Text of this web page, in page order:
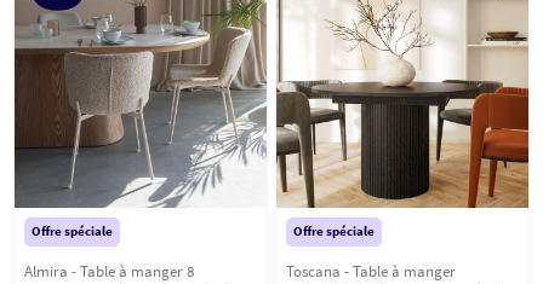
Offre spéciale
Almira - Table à manger 8
Offre spéciale
Toscana - Table à manger